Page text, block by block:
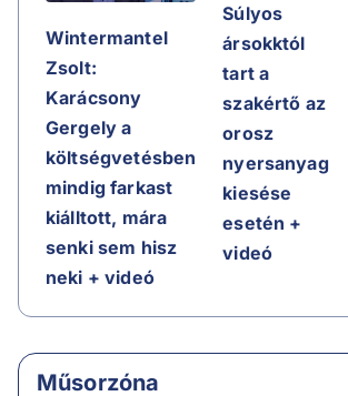
Wintermantel
Zsolt:
Karácsony
Gergely a
költségvetésben
mindig farkast
kiálltott, mára
senki sem hisz
neki + videó
Súlyos
ársokktól
tart a
szakértő az
orosz
nyersanyag
kiesése
esetén +
videó
Műsorzóna